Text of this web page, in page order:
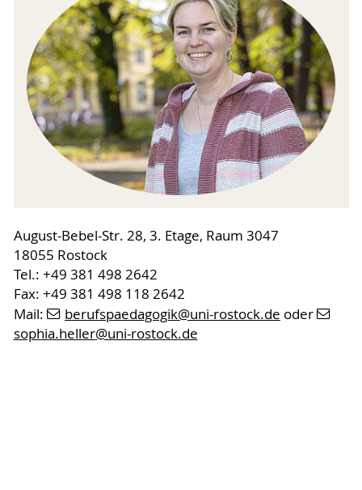
August-Bebel-Str. 28, 3. Etage, Raum 3047
18055 Rostock
Tel.: +49 381 498 2642
Fax: +49 381 498 118 2642
Mail:
berufspaedagogik@uni-rostock.de oder
sophia.heller@uni-rostock.de